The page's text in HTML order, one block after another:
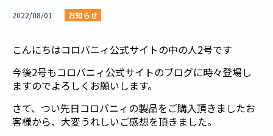
2022/08/01 お知らせ
こんにちはコロバニィ公式サイトの中の人2号です
今後2号もコロバニィ公式サイトのブログに時々登場し
ますのでよろしくお願いします。
さて、つい先日コロバニィの製品をご購入頂きましたお
客様から、大変うれしいご感想を頂きました。